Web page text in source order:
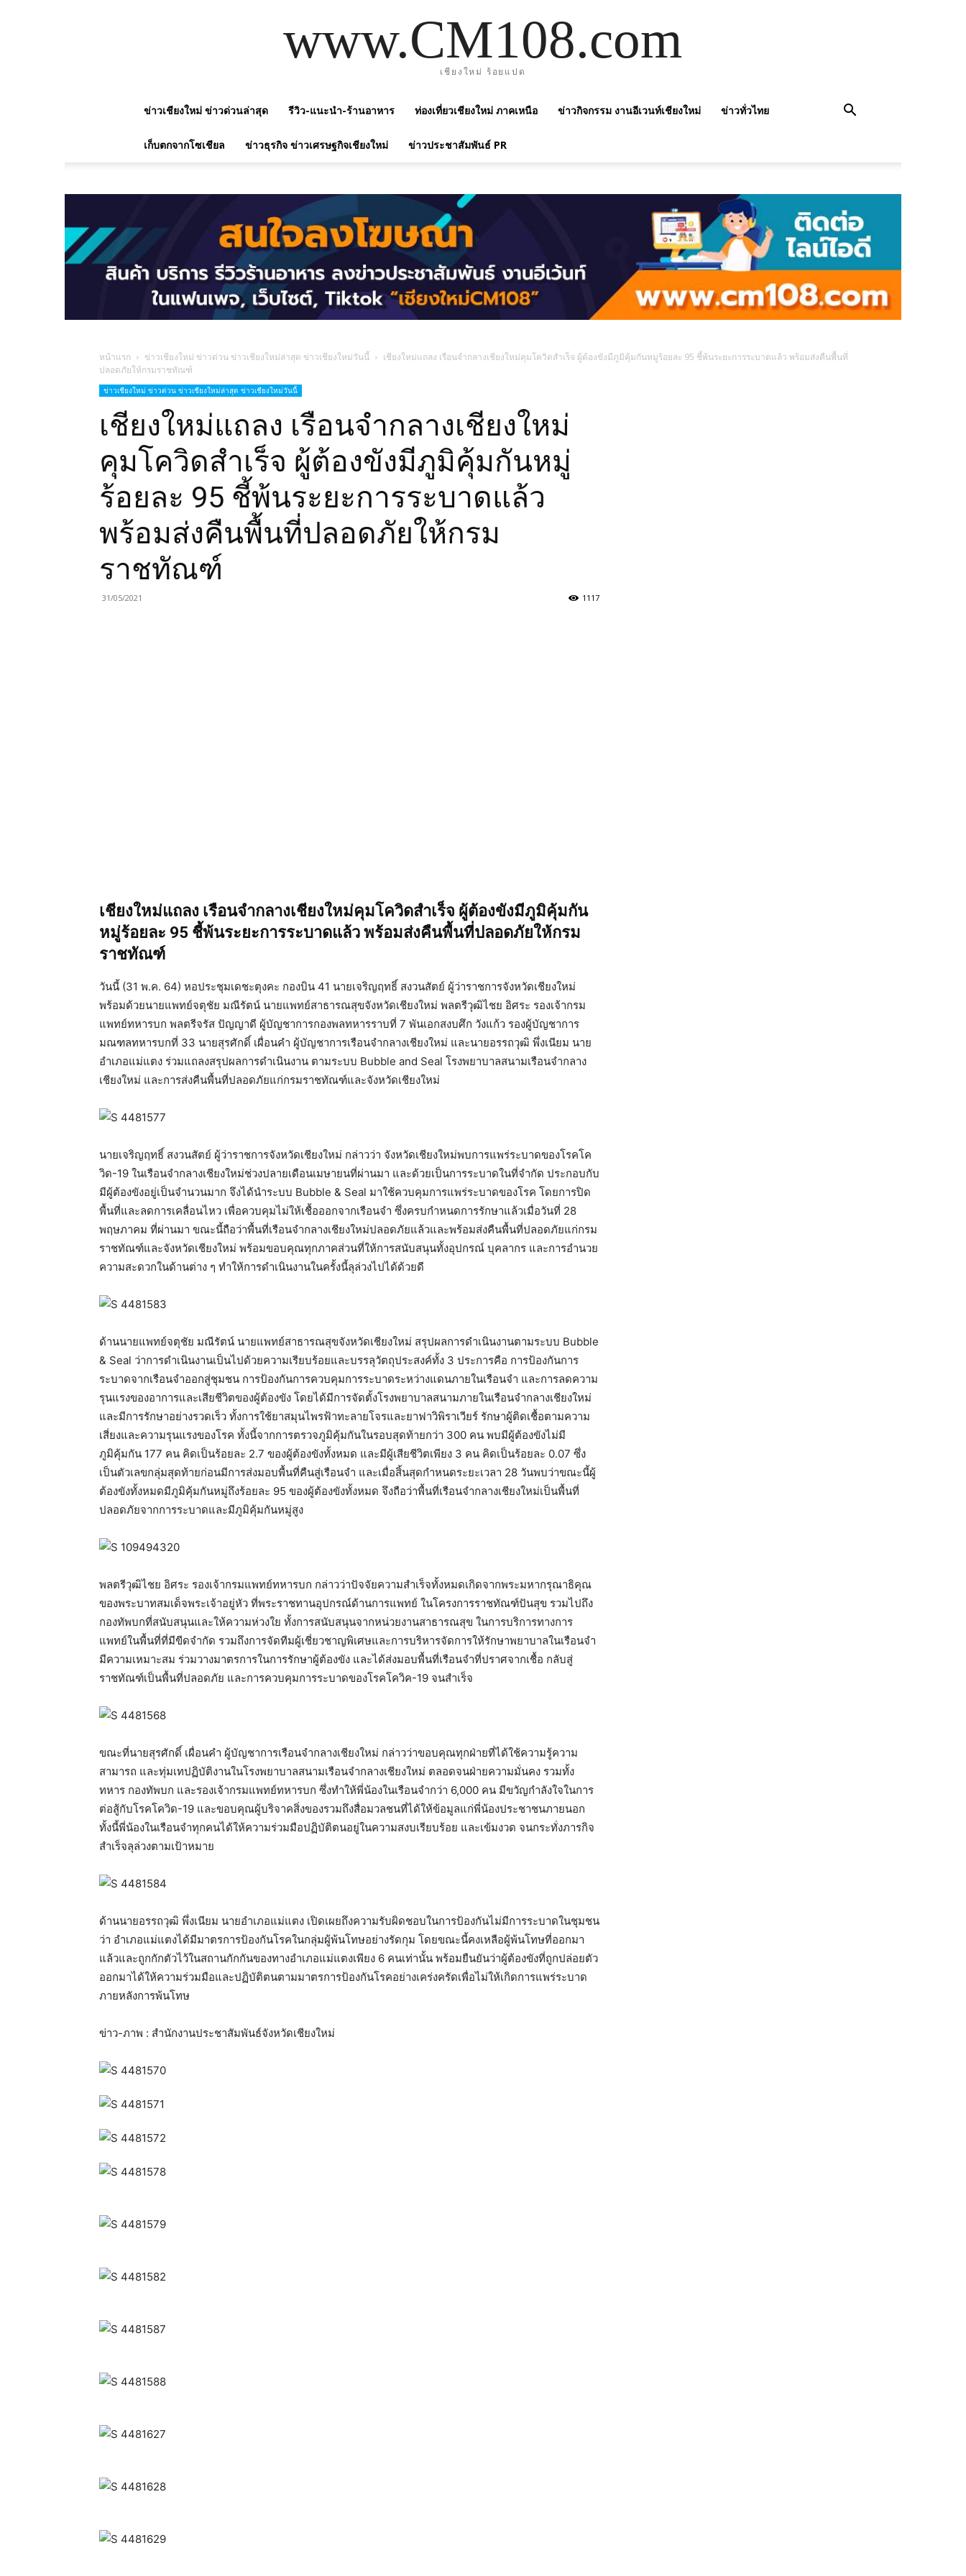
www.CM108.com
เชียงใหม่ ร้อยแปด
ข่าวเชียงใหม่ ข่าวด่วนล่าสุด รีวิว-แนะนำ-ร้านอาหาร ท่องเที่ยวเชียงใหม่ ภาคเหนือ ข่าวกิจกรรม งานอีเวนท์เชียงใหม่ ข่าวทั่วไทย
เก็บตกจากโซเชียล ข่าวธุรกิจ ข่าวเศรษฐกิจเชียงใหม่ ข่าวประชาสัมพันธ์ PR
หน้าแรก ข่าวเชียงใหม่ ข่าวด่วน ข่าวเชียงใหม่ล่าสุด ข่าวเชียงใหม่วันนี้
เชียงใหม่แถลง เรือนจำกลางเชียงใหม่คุมโควิดสำเร็จ ผู้ต้องขังมีภูมิคุ้มกันหมู่ร้อยละ 95 ชี้พ้นระยะการระบาดแล้ว พร้อมส่งคืนพื้นที่
ปลอดภัยให้กรมราชทัณฑ์
ข่าวเชียงใหม่ ข่าวด่วน ข่าวเชียงใหม่ล่าสุด ข่าวเชียงใหม่วันนี้
เชียงใหม่แถลง เรือนจำกลางเชียงใหม่
คุมโควิดสำเร็จ ผู้ต้องขังมีภูมิคุ้มกันหมู่
ร้อยละ 95 ชี้พ้นระยะการระบาดแล้ว
พร้อมส่งคืนพื้นที่ปลอดภัยให้กรม
ราชทัณฑ์
31/05/2021 1117
เชียงใหม่แถลง เรือนจำกลางเชียงใหม่คุมโควิดสำเร็จ ผู้ต้องขังมีภูมิคุ้มกัน
หมู่ร้อยละ 95 ชี้พ้นระยะการระบาดแล้ว พร้อมส่งคืนพื้นที่ปลอดภัยให้กรม
ราชทัณฑ์
วันนี้ (31 พ.ค. 64) หอประชุมเดชะตุงคะ กองบิน 41 นายเจริญฤทธิ์ สงวนสัตย์ ผู้ว่าราชการจังหวัดเชียงใหม่
พร้อมด้วยนายแพทย์จตุชัย มณีรัตน์ นายแพทย์สาธารณสุขจังหวัดเชียงใหม่ พลตรีวุฒิไชย อิศระ รองเจ้ากรม
แพทย์ทหารบก พลตรีจรัส ปัญญาดี ผู้บัญชาการกองพลทหารราบที่ 7 พันเอกสงบศึก วังแก้ว รองผู้บัญชาการ
มณฑลทหารบกที่ 33 นายสุรศักดิ์ เผื่อนคำ ผู้บัญชาการเรือนจำกลางเชียงใหม่ และนายอรรถวุฒิ พึ่งเนียม นาย
อำเภอแม่แตง ร่วมแถลงสรุปผลการดำเนินงาน ตามระบบ Bubble and Seal โรงพยาบาลสนามเรือนจำกลาง
เชียงใหม่ และการส่งคืนพื้นที่ปลอดภัยแก่กรมราชทัณฑ์และจังหวัดเชียงใหม่
นายเจริญฤทธิ์ สงวนสัตย์ ผู้ว่าราชการจังหวัดเชียงใหม่ กล่าวว่า จังหวัดเชียงใหม่พบการแพร่ระบาดของโรคโค
วิด-19 ในเรือนจำกลางเชียงใหม่ช่วงปลายเดือนเมษายนที่ผ่านมา และด้วยเป็นการระบาดในที่จำกัด ประกอบกับ
มีผู้ต้องขังอยู่เป็นจำนวนมาก จึงได้นำระบบ Bubble & Seal มาใช้ควบคุมการแพร่ระบาดของโรค โดยการปิด
พื้นที่และลดการเคลื่อนไหว เพื่อควบคุมไม่ให้เชื้อออกจากเรือนจำ ซึ่งครบกำหนดการรักษาแล้วเมื่อวันที่ 28
พฤษภาคม ที่ผ่านมา ขณะนี้ถือว่าพื้นที่เรือนจำกลางเชียงใหม่ปลอดภัยแล้วและพร้อมส่งคืนพื้นที่ปลอดภัยแก่กรม
ราชทัณฑ์และจังหวัดเชียงใหม่ พร้อมขอบคุณทุกภาคส่วนที่ให้การสนับสนุนทั้งอุปกรณ์ บุคลากร และการอำนวย
ความสะดวกในด้านต่าง ๆ ทำให้การดำเนินงานในครั้งนี้ลุล่วงไปได้ด้วยดี
ด้านนายแพทย์จตุชัย มณีรัตน์ นายแพทย์สาธารณสุขจังหวัดเชียงใหม่ สรุปผลการดำเนินงานตามระบบ Bubble
& Seal ว่าการดำเนินงานเป็นไปด้วยความเรียบร้อยและบรรลุวัตถุประสงค์ทั้ง 3 ประการคือ การป้องกันการ
ระบาดจากเรือนจำออกสู่ชุมชน การป้องกันการควบคุมการระบาดระหว่างแดนภายในเรือนจำ และการลดความ
รุนแรงของอาการและเสียชีวิตของผู้ต้องขัง โดยได้มีการจัดตั้งโรงพยาบาลสนามภายในเรือนจำกลางเชียงใหม่
และมีการรักษาอย่างรวดเร็ว ทั้งการใช้ยาสมุนไพรฟ้าทะลายโจรและยาฟาวิพิราเวียร์ รักษาผู้ติดเชื้อตามความ
เสี่ยงและความรุนแรงของโรค ทั้งนี้จากการตรวจภูมิคุ้มกันในรอบสุดท้ายกว่า 300 คน พบมีผู้ต้องขังไม่มี
ภูมิคุ้มกัน 177 คน คิดเป็นร้อยละ 2.7 ของผู้ต้องขังทั้งหมด และมีผู้เสียชีวิตเพียง 3 คน คิดเป็นร้อยละ 0.07 ซึ่ง
เป็นตัวเลขกลุ่มสุดท้ายก่อนมีการส่งมอบพื้นที่คืนสู่เรือนจำ และเมื่อสิ้นสุดกำหนดระยะเวลา 28 วันพบว่าขณะนี้ผู้
ต้องขังทั้งหมดมีภูมิคุ้มกันหมู่ถึงร้อยละ 95 ของผู้ต้องขังทั้งหมด จึงถือว่าพื้นที่เรือนจำกลางเชียงใหม่เป็นพื้นที่
ปลอดภัยจากการระบาดและมีภูมิคุ้มกันหมู่สูง
พลตรีวุฒิไชย อิศระ รองเจ้ากรมแพทย์ทหารบก กล่าวว่าปัจจัยความสำเร็จทั้งหมดเกิดจากพระมหากรุณาธิคุณ
ของพระบาทสมเด็จพระเจ้าอยู่หัว ที่พระราชทานอุปกรณ์ด้านการแพทย์ ในโครงการราชทัณฑ์ปันสุข รวมไปถึง
กองทัพบกที่สนับสนุนและให้ความห่วงใย ทั้งการสนับสนุนจากหน่วยงานสาธารณสุข ในการบริการทางการ
แพทย์ในพื้นที่ที่มีขีดจำกัด รวมถึงการจัดทีมผู้เชี่ยวชาญพิเศษและการบริหารจัดการให้รักษาพยาบาลในเรือนจำ
มีความเหมาะสม ร่วมวางมาตรการในการรักษาผู้ต้องขัง และได้ส่งมอบพื้นที่เรือนจำที่ปราศจากเชื้อ กลับสู่
ราชทัณฑ์เป็นพื้นที่ปลอดภัย และการควบคุมการระบาดของโรคโควิค-19 จนสำเร็จ
ขณะที่นายสุรศักดิ์ เผื่อนคำ ผู้บัญชาการเรือนจำกลางเชียงใหม่ กล่าวว่าขอบคุณทุกฝ่ายที่ได้ใช้ความรู้ความ
สามารถ และทุ่มเทปฏิบัติงานในโรงพยาบาลสนามเรือนจำกลางเชียงใหม่ ตลอดจนฝ่ายความมั่นคง รวมทั้ง
ทหาร กองทัพบก และรองเจ้ากรมแพทย์ทหารบก ซึ่งทำให้พี่น้องในเรือนจำกว่า 6,000 คน มีขวัญกำลังใจในการ
ต่อสู้กับโรคโควิด-19 และขอบคุณผู้บริจาคสิ่งของรวมถึงสื่อมวลชนที่ได้ให้ข้อมูลแก่พี่น้องประชาชนภายนอก
ทั้งนี้พี่น้องในเรือนจำทุกคนได้ให้ความร่วมมือปฏิบัติตนอยู่ในความสงบเรียบร้อย และเข้มงวด จนกระทั่งภารกิจ
สำเร็จลุล่วงตามเป้าหมาย
ด้านนายอรรถวุฒิ พึ่งเนียม นายอำเภอแม่แตง เปิดเผยถึงความรับผิดชอบในการป้องกันไม่มีการระบาดในชุมชน
ว่า อำเภอแม่แตงได้มีมาตรการป้องกันโรคในกลุ่มผู้พ้นโทษอย่างรัดกุม โดยขณะนี้คงเหลือผู้พ้นโทษที่ออกมา
แล้วและถูกกักตัวไว้ในสถานกักกันของทางอำเภอแม่แตงเพียง 6 คนเท่านั้น พร้อมยืนยันว่าผู้ต้องขังที่ถูกปล่อยตัว
ออกมาได้ให้ความร่วมมือและปฏิบัติตนตามมาตรการป้องกันโรคอย่างเคร่งครัดเพื่อไม่ให้เกิดการแพร่ระบาด
ภายหลังการพ้นโทษ
ข่าว-ภาพ : สำนักงานประชาสัมพันธ์จังหวัดเชียงใหม่